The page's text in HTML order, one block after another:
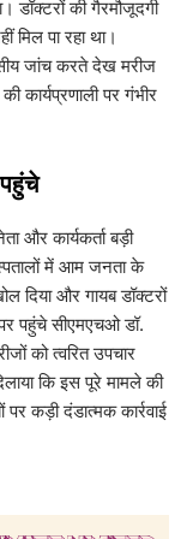
डॉक्टरों की गैरमौजूदगी
मिल पा रहा था।
जांच करते देख मरीज
कार्यप्रणाली पर गंभीर
और कार्यकर्ता बड़ी
में आम जनता के
दिया और गायब डॉक्टरों
पहुंचे सीएमएचओ डॉ.
को त्वरित उपचार
कि इस पूरे मामले की
पर कड़ी दंडात्मक कार्रवाई